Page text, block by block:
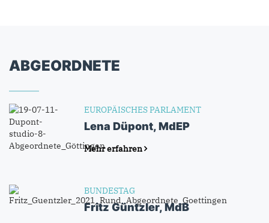
ABGEORDNETE
EUROPÄISCHES PARLAMENT
Lena Düpont, MdEP
Mehr erfahren
BUNDESTAG
Fritz Güntzler, MdB